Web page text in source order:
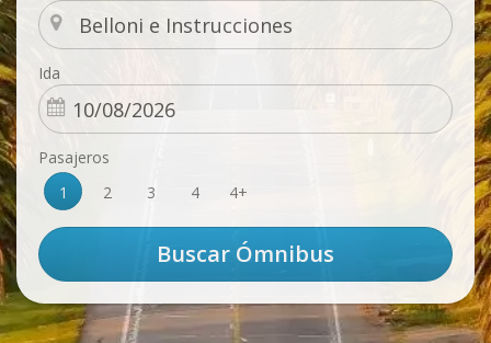
Ida
Pasajeros
1
2 3 4 4+